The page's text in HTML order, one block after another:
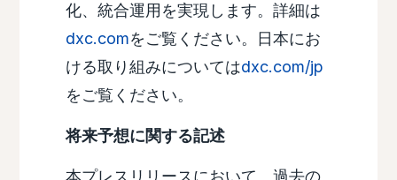
化、統合運用を実現します。詳細は
dxc.comをご覧ください。日本にお
ける取り組みについてはdxc.com/jp
をご覧ください。
将来予想に関する記述
本プレスリリースにおいて、過去の